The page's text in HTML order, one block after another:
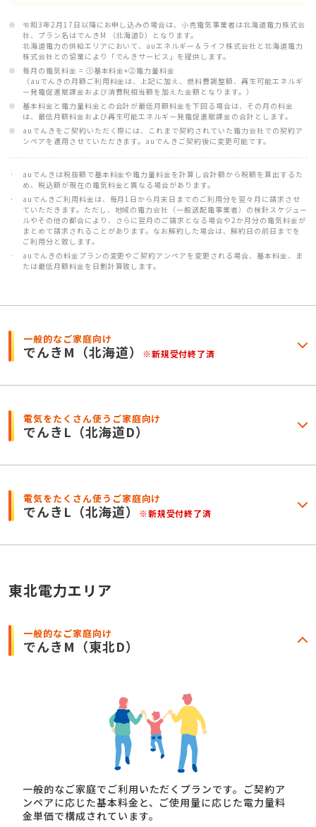
令和3年2月17日以降にお申し込みの場合は、小売電気事業者は北海道電力株式会
社、プラン名はでんきM （北海道D）となります。
北海道電力の供給エリアにおいて、auエネルギー＆ライフ株式会社と北海道電力
株式会社との協業により「でんきサービス」を提供します。
毎月の電気料金 = ①基本料金+②電力量料金
（auでんきの月額ご利用料金は、上記に加え、燃料費調整額、再生可能エネルギ
ー発電促進賦課金および消費税相当額を加えた金額となります。）
基本料金と電力量料金との合計が最低月額料金を下回る場合は、その月の料金
は、最低月額料金および再生可能エネルギー発電促進賦課金の合計とします。
auでんきをご契約いただく際には、これまで契約されていた電力会社での契約ア
ンペアを適用させていただきます。auでんきご契約後に変更可能です。
auでんきは税抜額で基本料金や電力量料金を計算し合計額から税額を算出するた
め、税込額が現在の電気料金と異なる場合があります。
auでんきご利用料金は、毎月1日から月末日までのご利用分を翌々月に請求させ
ていただきます。ただし、地域の電力会社（一般送配電事業者）の検針スケジュー
ルやその他の都合により、さらに翌月のご請求となる場合や2か月分の電気料金が
まとめて請求されることがあります。なお解約した場合は、解約日の前日までを
ご利用分と致します。
auでんきの料金プランの変更やご契約アンペアを変更される場合、基本料金、ま
たは最低月額料金を日割計算致します。
一般的なご家庭向け
でんきM （北海道） ※新規受付終了済
電気をたくさん使うご家庭向け
でんきL （北海道D）
電気をたくさん使うご家庭向け
でんきL （北海道） ※新規受付終了済
東北電力エリア
一般的なご家庭向け
でんきM （東北D）
一般的なご家庭でご利用いただくプランです。ご契約ア
ンペアに応じた基本料金と、ご使用量に応じた電力量料
金単価で構成されています。